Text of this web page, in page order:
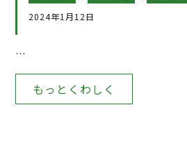
2024年1月12日
…
もっとくわしく